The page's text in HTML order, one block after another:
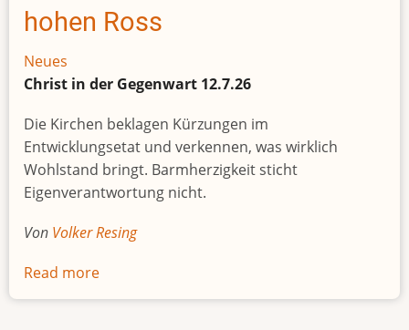
hohen Ross
Neues
Christ in der Gegenwart 12.7.26
Die Kirchen beklagen Kürzungen im
Entwicklungsetat und verkennen, was wirklich
Wohlstand bringt. Barmherzigkeit sticht
Eigenverantwortung nicht.
Von Volker Resing
Read more
ENTWICKLUNGSHILFE: Vom